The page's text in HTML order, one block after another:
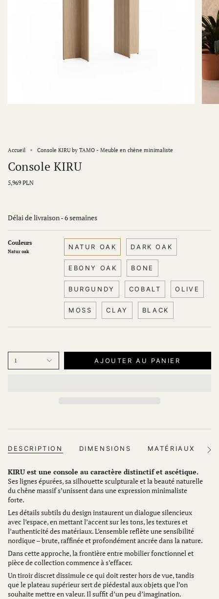
Accueil Console KIRU by TAMO - Meuble en chêne minimaliste
Console KIRU
5,969 PLN
Délai de livraison - 6 semaines
Couleurs
Natur oak
NATUR OAK DARK OAK
EBONY OAK BONE
BURGUNDY COBALT OLIVE
MOSS CLAY BLACK
1 AJOUTER AU PANIER
DESCRIPTION DIMENSIONS MATÉRIAUX Voir
KIRU est une console au caractère distinctif et ascétique.
Ses lignes épurées, sa silhouette sculpturale et la beauté naturelle
du chêne massif s’unissent dans une expression minimaliste
forte.
Les détails subtils du design instaurent un dialogue silencieux
avec l’espace, en mettant l’accent sur les tons, les textures et
l’authenticité des matériaux. L’ensemble reflète une sensibilité
nordique – brute, raffinée et profondément ancrée dans la nature.
Dans cette approche, la frontière entre mobilier fonctionnel et
pièce de collection commence à s’effacer.
Un tiroir discret dissimule ce qui doit rester hors de vue, tandis
que le plateau supérieur sert de piédestal aux objets que l’on
souhaite mettre en valeur. Il suffit d’un peu d’imagination.